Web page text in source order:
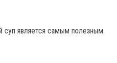
суп является самым полезным